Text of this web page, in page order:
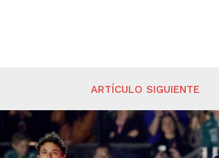
ARTÍCULO SIGUIENTE